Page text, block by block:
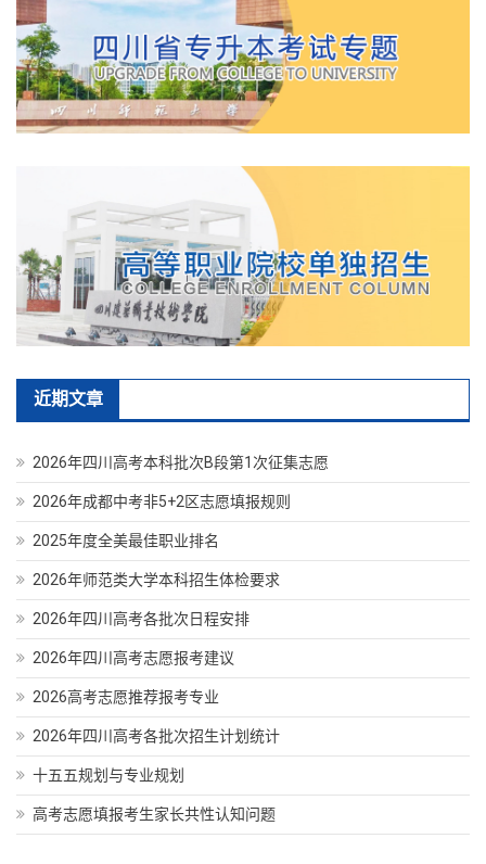
近期文章
2026年四川高考本科批次B段第1次征集志愿
2026年成都中考非5+2区志愿填报规则
2025年度全美最佳职业排名
2026年师范类大学本科招生体检要求
2026年四川高考各批次日程安排
2026年四川高考志愿报考建议
2026高考志愿推荐报考专业
2026年四川高考各批次招生计划统计
十五五规划与专业规划
高考志愿填报考生家长共性认知问题